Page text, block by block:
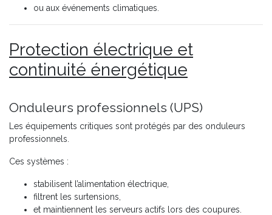
ou aux événements climatiques.
Protection électrique et
continuité énergétique
Onduleurs professionnels (UPS)
Les équipements critiques sont protégés par des onduleurs
professionnels.
Ces systèmes :
stabilisent l’alimentation électrique,
filtrent les surtensions,
et maintiennent les serveurs actifs lors des coupures.